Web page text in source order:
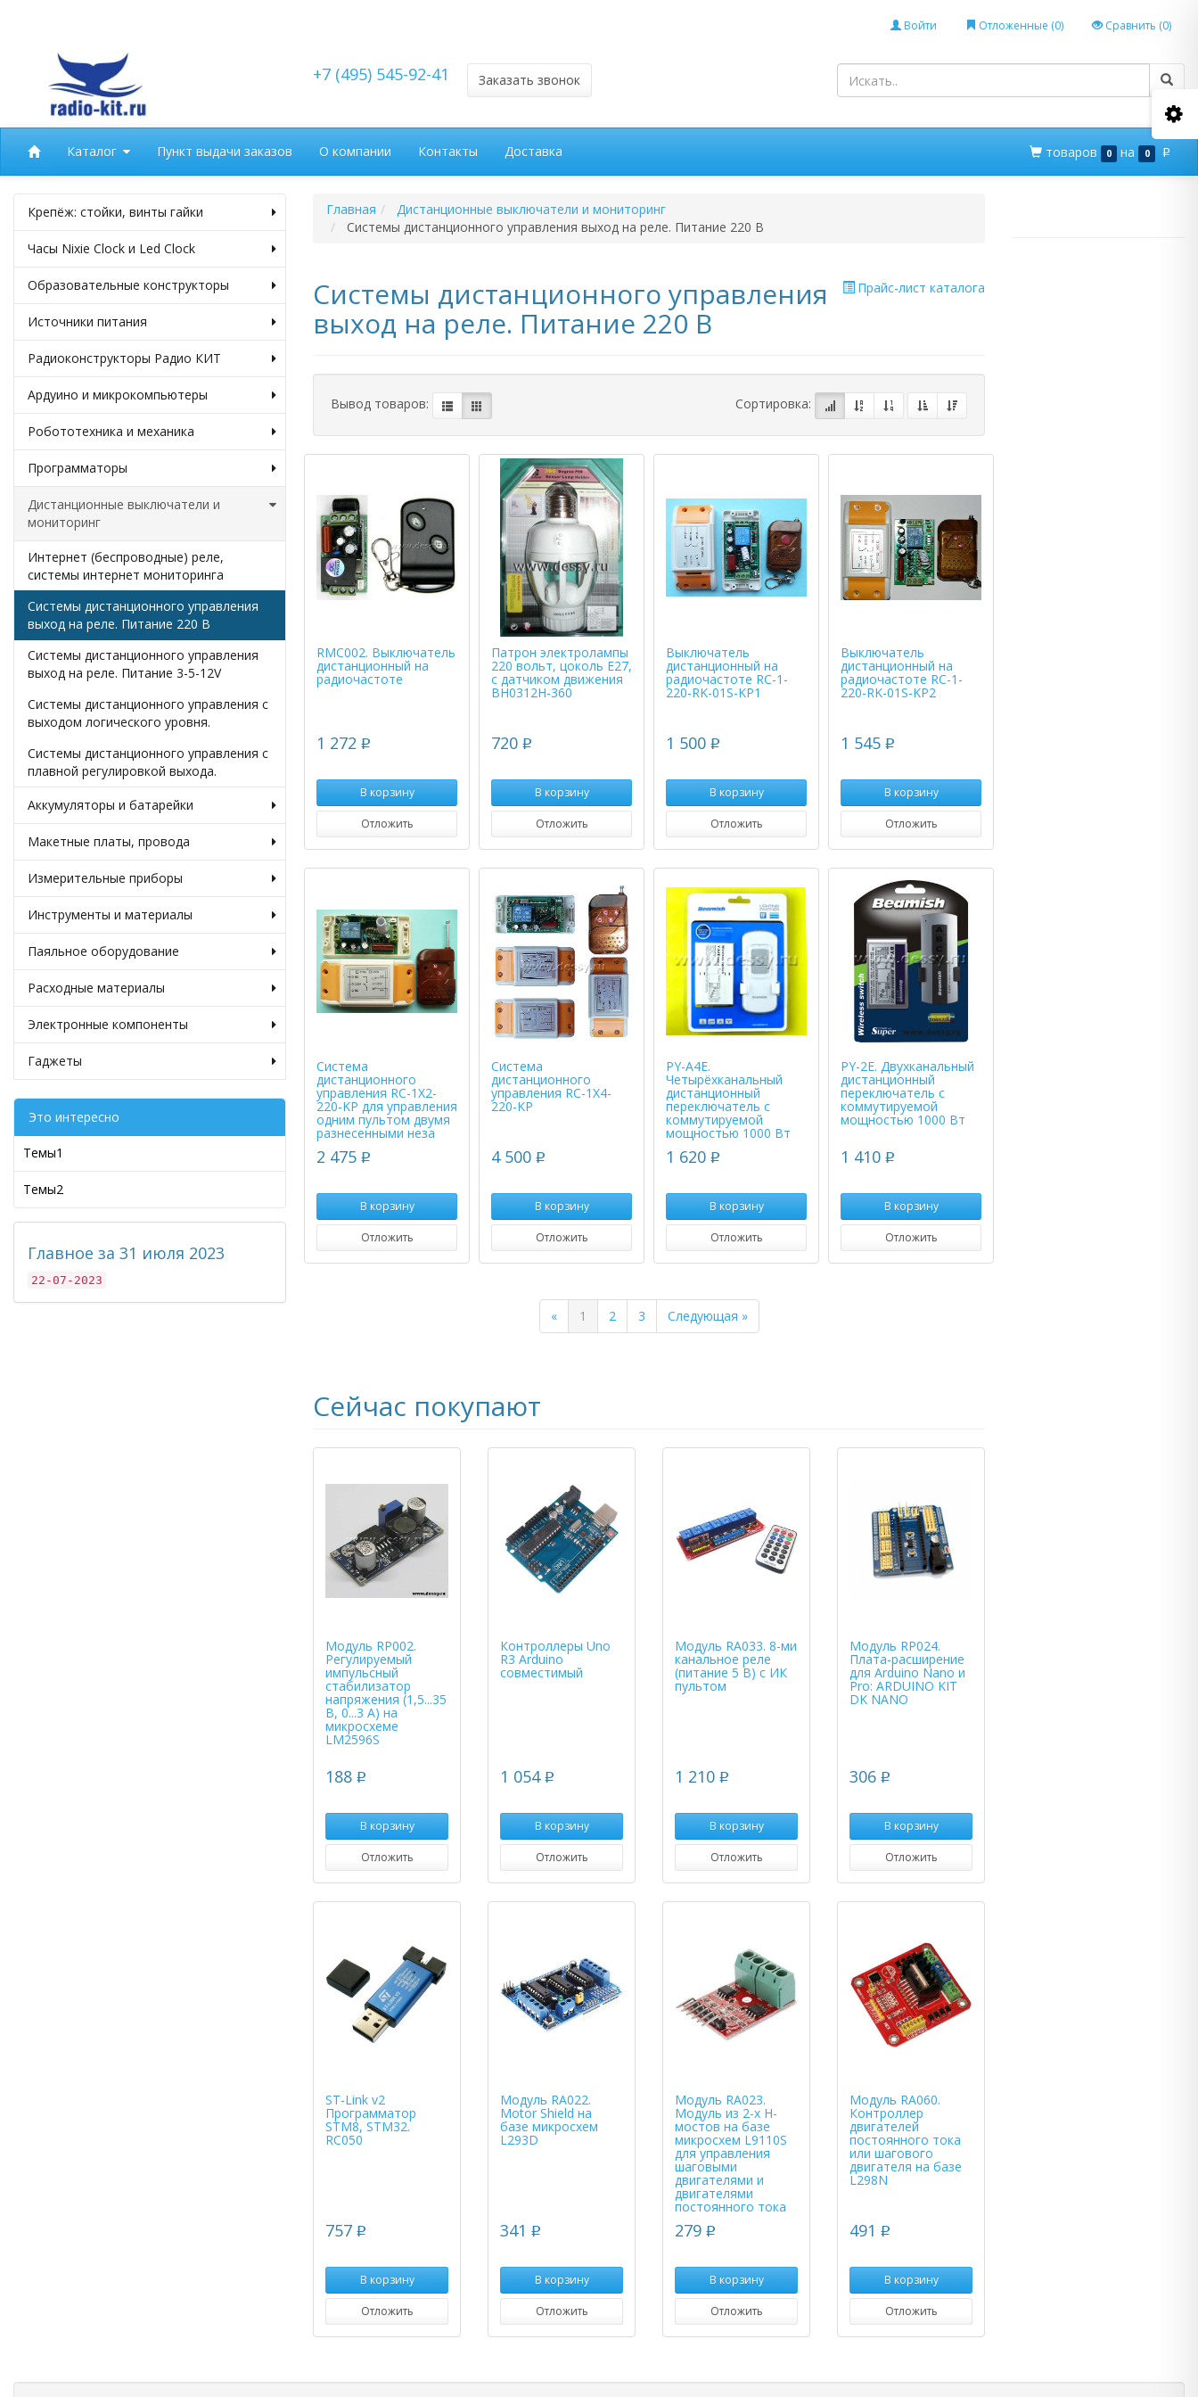
Войти Отложенные (0) Сравнить (0)
+7 (495) 545-92-41 Заказать звонок
Каталог Пункт выдачи заказов О компании Контакты Доставка товаров 0 на 0 p
Крепёж: стойки, винты гайки
Часы Nixie Clock и Led Clock
Образовательные конструкторы
Источники питания
Радиоконструкторы Радио КИТ
Ардуино и микрокомпьютеры
Робототехника и механика
Программаторы
Дистанционные выключатели и
мониторинг
Интернет (беспроводные) реле,
системы интернет мониторинга
Системы дистанционного управления
выход на реле. Питание 220 В
Системы дистанционного управления
выход на реле. Питание 3-5-12V
Системы дистанционного управления с
выходом логического уровня.
Системы дистанционного управления с
плавной регулировкой выхода.
Аккумуляторы и батарейки
Макетные платы, провода
Измерительные приборы
Инструменты и материалы
Паяльное оборудование
Расходные материалы
Электронные компоненты
Гаджеты
Это интересно
Темы1
Темы2
Главное за 31 июля 2023
22-07-2023
Главная
Дистанционные выключатели и мониторинг
Системы дистанционного управления выход на реле. Питание 220 В
Прайс-лист каталога
Системы дистанционного управления
выход на реле. Питание 220 В
Вывод товаров: Сортировка:
RMC002. Выключатель
дистанционный на
радиочастоте
1 272 p
В корзину
Отложить
Патрон электролампы
220 вольт, цоколь Е27,
с датчиком движения
BH0312H-360
720 p
В корзину
Отложить
Выключатель
дистанционный на
радиочастоте RC-1-
220-RK-01S-KP1
1 500 p
В корзину
Отложить
Выключатель
дистанционный на
радиочастоте RC-1-
220-RK-01S-KP2
1 545 p
В корзину
Отложить
Система
дистанционного
управления RC-1X2-
220-KP для управления
одним пультом двумя
разнесенными неза
2 475 p
В корзину
Отложить
Система
дистанционного
управления RC-1X4-
220-KP
4 500 p
В корзину
Отложить
PY-A4E.
Четырёхканальный
дистанционный
переключатель с
коммутируемой
мощностью 1000 Вт
1 620 p
В корзину
Отложить
PY-2E. Двухканальный
дистанционный
переключатель с
коммутируемой
мощностью 1000 Вт
1 410 p
В корзину
Отложить
«Previous
1 2 3 Следующая »Next
Сейчас покупают
Модуль RP002.
Регулируемый
импульсный
стабилизатор
напряжения (1,5...35
В, 0...3 А) на
микросхеме
LM2596S
188 p
В корзину
Отложить
Контроллеры Uno
R3 Arduino
совместимый
1 054 p
В корзину
Отложить
Модуль RA033. 8-ми
канальное реле
(питание 5 В) с ИК
пультом
1 210 p
В корзину
Отложить
Модуль RP024.
Плата-расширение
для Arduino Nano и
Pro: ARDUINO KIT
DK NANO
306 p
В корзину
Отложить
ST-Link v2
Программатор
STM8, STM32.
RC050
757 p
В корзину
Отложить
Модуль RA022.
Motor Shield на
базе микросхем
L293D
341 p
В корзину
Отложить
Модуль RA023.
Модуль из 2-х H-
мостов на базе
микросхем L9110S
для управления
шаговыми
двигателями и
двигателями
постоянного тока
279 p
В корзину
Отложить
Модуль RA060.
Контроллер
двигателей
постоянного тока
или шагового
двигателя на базе
L298N
491 p
В корзину
Отложить